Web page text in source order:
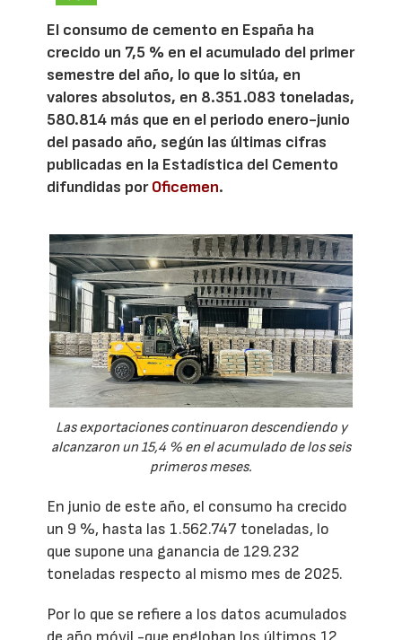
El consumo de cemento en España ha
crecido un 7,5 % en el acumulado del primer
semestre del año, lo que lo sitúa, en
valores absolutos, en 8.351.083 toneladas,
580.814 más que en el periodo enero-junio
del pasado año, según las últimas cifras
publicadas en la Estadística del Cemento
difundidas porOficemen.
Las exportaciones continuaron descendiendo y
alcanzaron un 15,4 % en el acumulado de los seis
primeros meses.
En junio de este año, el consumo ha crecido
un 9 %, hasta las 1.562.747 toneladas, lo
que supone una ganancia de 129.232
toneladas respecto al mismo mes de 2025.
Por lo que se refiere a los datos acumulados